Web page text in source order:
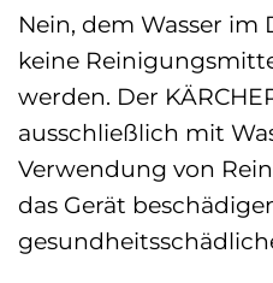
Nein, dem Wasser
keine
werden. Der
ausschließlich mit
Verwendung von
das Gerät